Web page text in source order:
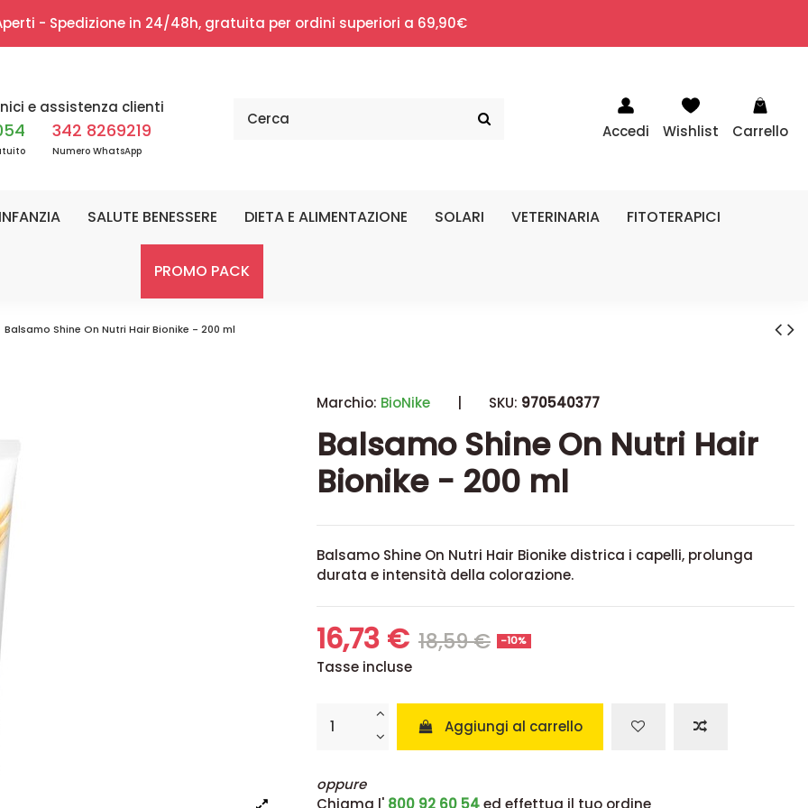
- Spedizione in 24/48h, gratuita per ordini superiori a 69,90€
e assistenza clienti
342 8269219
Numero WhatsApp
Accedi Wishlist Carrello
SALUTE BENESSERE DIETA E ALIMENTAZIONE SOLARI VETERINARIA FITOTERAPICI
PROMO PACK
Balsamo Shine On Nutri Hair Bionike - 200 ml
Marchio: BioNike | SKU: 970540377
Balsamo Shine On Nutri Hair
Bionike - 200 ml
Balsamo Shine On Nutri Hair Bionike districa i capelli, prolunga
durata e intensità della colorazione.
16,73 € 18,59 € -10%
Tasse incluse
Aggiungi al carrello
oppure
Chiama l' 800 92 60 54ed effettua il tuo ordine